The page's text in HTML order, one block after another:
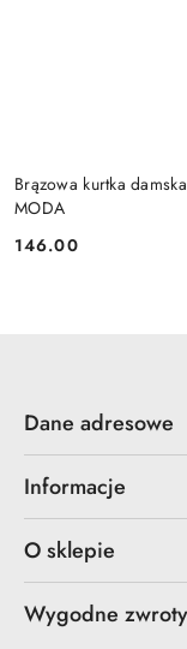
Brązowa kurtka
MODA
Cena:
146.00
Dane adresowe
Informacje
O sklepie
Wygodne zwroty